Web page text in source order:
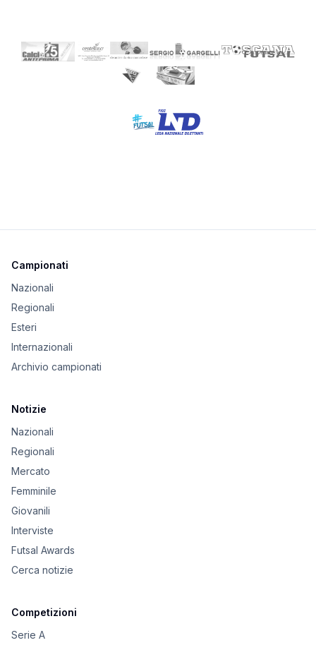
Campionati
Nazionali
Regionali
Esteri
Internazionali
Archivio campionati
Notizie
Nazionali
Regionali
Mercato
Femminile
Giovanili
Interviste
Futsal Awards
Cerca notizie
Competizioni
Serie A